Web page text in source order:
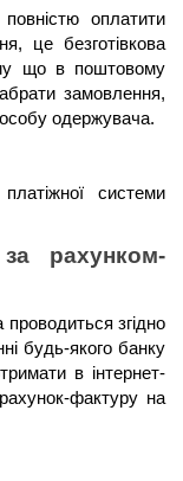
оплатити
це безготівкова
що в поштовому
замовлення,
одержувача.
системи
за рахунком-
згідно
будь-якого банку
в інтернет-
фактуру на